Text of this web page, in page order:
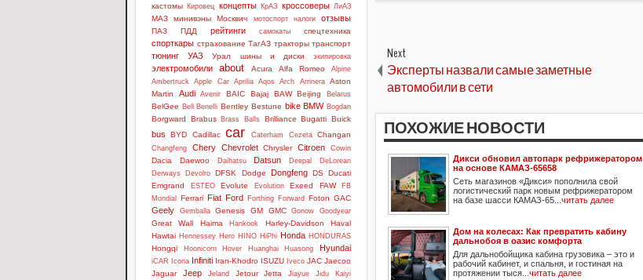
Next
Эксперты назвали самые заметные
автомобили в сети
ПОХОЖИЕ НОВОСТИ
Дикси обновил автопарк рефрижератором
на основе КАМАЗ-65658
Сеть магазинов «Дикси» пополнила свой
логистический парк новым рефрижератором
на базе шасси КАМАЗ-65... читать далее
Дом на колесах: Как превратить кабину
дальнобоя в оазис комфорта
Для дальнобойщика кабина грузовика – это и
рабочий кабинет, и спальня, и гостиная на
протяжении тыся... читать далее
кастомы Кировец концепты КрАЗ кроссоверы ЛиАЗ
МАЗ минивэны Москвич мотоспорт налоги отзывы
ПАЗ ПДД рейтинги самокаты спецтехника
спорткары страхование ТагАЗ тракторы транспорт
тюнинг УАЗ Урал шины и диски экипировка
электромобили about Acura Alfa Romeo
Alpine
Ambertruck
Apple Car Aprilia Aqos Arch Arrinera
Aston
Martin
Audi Avenir BAIC Bajaj BAW Beijing Belarus
BelGee Bell Benelli Bentley Bestune bike BMW Bogdan
Borgward Brabus Brass Balls Brilliance Bugatti Buick
bus BYD Cadillac car Caterham Cezeta Changan
Changfeng Chery Chevrolet Chrysler Citroen Cowin
Dacia Daewoo Daihatsu Datsun Deepal
DeLorean
Derways
Devolro DFSK Dodge Dongfeng DS Ducati
Emgrand
ESTEO Evolute Evolution Exeed FAW
FB
Mondial
Ferrari Fiat Ford Forthing Forward Foton GAC
Geely Gemballa Genesis GM GMC Gonow Goodyear
Great Wall Haima Hankook Harley-Davidson
Haval
Hawtai Hennessey Hero HINO HiPhi Honda HONDURAS
Hongqi Hoonicorn Hover Huanghai Huasong Hyundai
iCAR Icona Infiniti Iran-Khodro ISUZU Iveco JAC Jaecoo
Jaguar
Jeep Jeland Jetour Jetta Jiayue Jidu Kaiyi